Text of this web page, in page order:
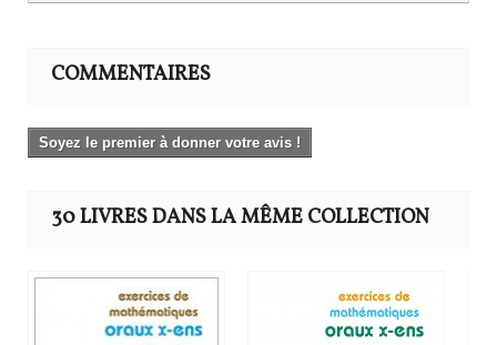
COMMENTAIRES
Soyez le premier à donner votre avis !
30 LIVRES DANS LA MÊME COLLECTION